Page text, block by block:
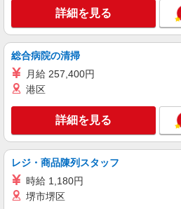
派遣社員
人材プロオフィス株式会社
×8h/7.33h×20日+残業
増賃金(時給+割増)
(22時〜翌5時)：
広島県府中市篠
キープ
人材プロオフィス株式会社
工作機械での歯車
詳細を見る
総合病院の清掃
月給 257,400円
港区
詳細を見る
レジ・商品陳列スタッフ
時給 1,180円
堺市堺区